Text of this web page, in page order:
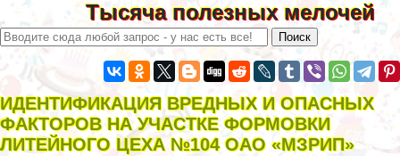
Тысяча полезных мелочей
ИДЕНТИФИКАЦИЯ ВРЕДНЫХ И ОПАСНЫХ
ФАКТОРОВ НА УЧАСТКЕ ФОРМОВКИ
ЛИТЕЙНОГО ЦЕХА №104 ОАО «МЗРИП»